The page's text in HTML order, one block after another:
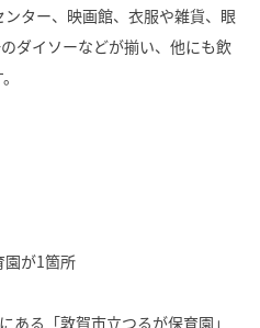
ター、映画館、衣服や雑貨、眼
ダイソーなどが揃い、他にも飲
園が1箇所
ある「敦賀市立つるが保育園」